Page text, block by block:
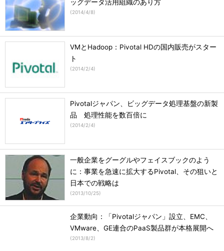
ッグデータ活用組織のあり方
(2014/4/8)
VMとHadoop：Pivotal HDの国内販売がスター
ト
(2014/2/4)
Pivotalジャパン、ビッグデータ処理基盤の新製
品 処理性能を数百倍に
(2014/2/4)
一般企業をグーグルやフェイスブックのよう
に：事業を急速に拡大するPivotal、その狙いと
日本での戦略は
(2013/10/25)
企業動向：「Pivotalジャパン」設立、EMC、
VMware、GE連合のPaaS製品群が本格展開へ
(2013/8/2)